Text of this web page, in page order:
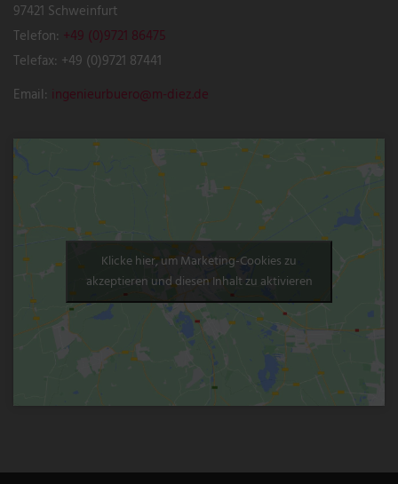
97421 Schweinfurt
Telefon: +49 (0)9721 86475
Telefax: +49 (0)9721 87441
Email: ingenieurbuero@m-diez.de
Klicke hier, um Marketing-Cookies zu
akzeptieren und diesen Inhalt zu aktivieren